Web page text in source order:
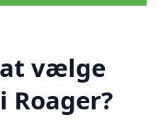
vælge
Roager?